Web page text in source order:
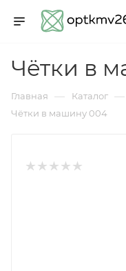
Чётки в
Главная — Каталог —
Чётки в машину 004